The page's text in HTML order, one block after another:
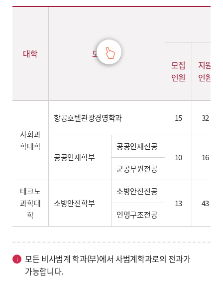
2022학년도 일반학생(교과면접) 전형 - 계열,대학,학과(부),전공,학생부교과·실기위주(일반학생전형)(모집인원,경쟁률,합격자학생부평균등급,환산점수(평균,만점)) 정보제공
대학
모집단위
모집
인원
지원
인원
사회과
학대학
항공호텔관광경영학과 15 32
공공인재학부
공공인재전공
10
16
군공무원전공
테크노
과학대
학
소방안전학부
소방안전전공
13
43
인명구조전공
모든 비사범계 학과(부)에서 사범계학과로의 전과가
가능합니다.